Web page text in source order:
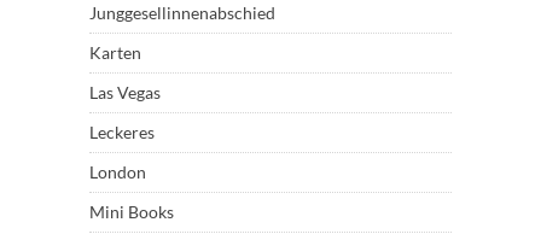
Junggesellinnenabschied
Karten
Las Vegas
Leckeres
London
Mini Books